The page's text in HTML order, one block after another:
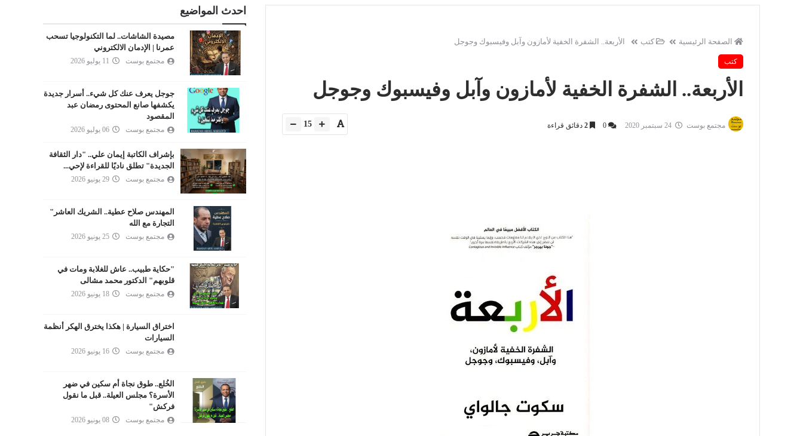
الصفحة الرئيسية كتب الأربعة.. الشفرة الخفية لأمازون وآبل وفيسبوك وجوجل
كتب
الأربعة.. الشفرة الخفية لأمازون وآبل وفيسبوك وجوجل
مجتمع بوست 0
2 دقائق قراءة 15
احدث المواضيع
مصيدة الشاشات.. لما التكنولوجيا تسحب
عمرنا | الإدمان الالكتروني
مجتمع بوست 11 يوليو 2026
جوجل يعرف عنك كل شيء.. أسرار جديدة
يكشفها صانع المحتوى رمضان عبد
المقصود
مجتمع بوست 06 يوليو 2026
بإشراف الكاتبة إيمان علي.. "دار الثقافة
الجديدة" تطلق ناديًا للقراءة لإحي...
مجتمع بوست 29 يونيو 2026
المهندس صلاح عطية.. الشريك العاشر"
التجارة مع الله
مجتمع بوست 25 يونيو 2026
"حكاية طبيب.. عاش للغلابة ومات في
قلوبهم" الدكتور محمد مشالى
مجتمع بوست 18 يونيو 2026
اختراق السيارة | هكذا يخترق الهكر أنظمة
السيارات
مجتمع بوست 16 يونيو 2026
الخُلع.. طوق نجاة أم سكين في ضهر
الأسرة؟ مجلس العيلة.. قبل ما نقول
فركش"
مجتمع بوست 08 يونيو 2026